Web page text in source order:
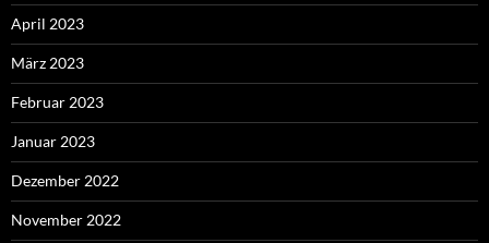
April 2023
März 2023
Februar 2023
Januar 2023
Dezember 2022
November 2022